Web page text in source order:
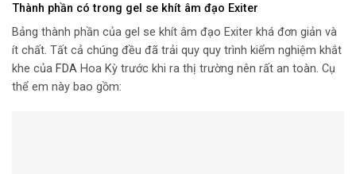
Thành phần có trong gel se khít âm đạo Exiter
Bảng thành phần của gel se khít âm đạo Exiter khá đơn giản và
ít chất. Tất cả chúng đều đã trải quy quy trình kiểm nghiệm khắt
khe của FDA Hoa Kỳ trước khi ra thị trường nên rất an toàn. Cụ
thể em này bao gồm: